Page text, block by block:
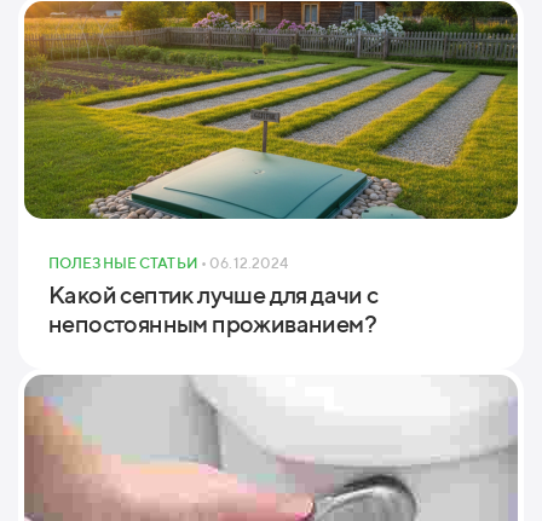
ПОЛЕЗНЫЕ СТАТЬИ • 06.12.2024
Какой септик лучше для дачи с
непостоянным проживанием?